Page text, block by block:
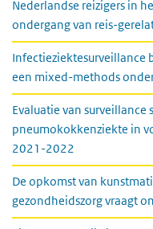
Nederlandse reizigers in
ondergang van reis-
Infectieziektesurveillance
een mixed-methods
Evaluatie van surveillance
pneumokokkenziekte in
2021-2022
De opkomst van
gezondheidszorg vraagt